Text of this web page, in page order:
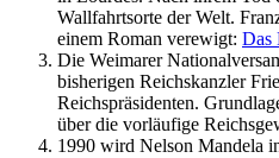
Wallfahrtsorte der Welt.
einem Roman verewigt: Das
Die Weimarer
bisherigen Reichskanzler
Reichspräsidenten.
über die vorläufige
1990 wird Nelson Mandela